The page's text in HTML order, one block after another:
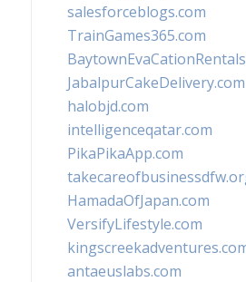
salesforceblogs.com
TrainGames365.com
JabalpurCakeDelivery.com
halobjd.com
intelligenceqatar.com
PikaPikaApp.com
HamadaOfJapan.com
VersifyLifestyle.com
antaeuslabs.com